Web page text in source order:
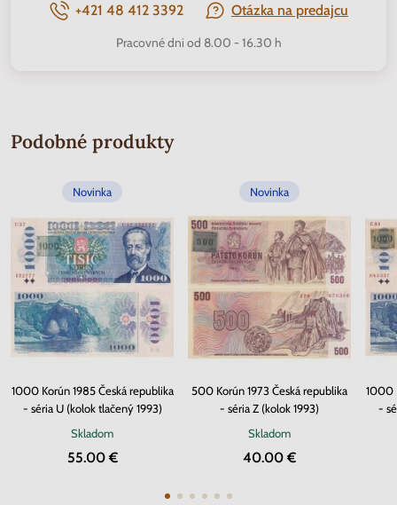
+421 48 412 3392
Otázka na predajcu
Pracovné dni od 8.00 - 16.30 h
Podobné produkty
Novinka
1000 Korún 1985 Česká republika
- séria U (kolok tlačený 1993)
Skladom
55.00 €
Novinka
500 Korún 1973 Česká republika
- séria Z (kolok 1993)
Skladom
40.00 €
1000
-